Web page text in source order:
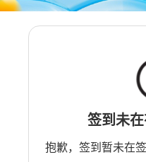
签到未
抱歉，签到暂未在